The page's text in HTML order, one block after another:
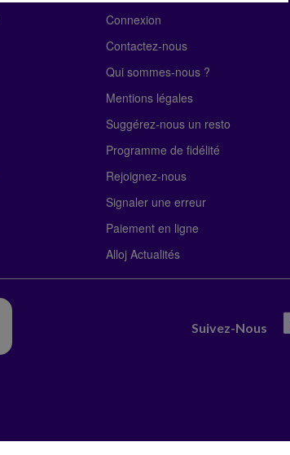
Connexion
Contactez-nous
Qui sommes-nous ?
Mentions légales
Suggérez-nous un resto
Programme de fidélité
Rejoignez-nous
Signaler une erreur
Paiement en ligne
Alloj Actualités
Suivez-Nous